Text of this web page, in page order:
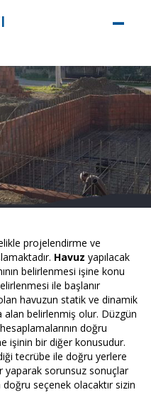
–
projelendirme ve
Havuz yapılacak
belirlenmesi işine konu
ile başlanır
havuzun statik ve dinamik
alan belirlenmiş olur. Düzgün
doğru
işinin bir diğer konusudur.
tecrübe ile doğru yerlere
sorunsuz sonuçlar
seçenek olacaktır sizin